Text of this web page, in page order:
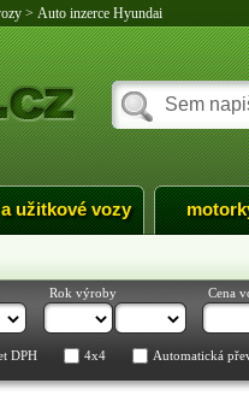
> Auto inzerce Hyundai
užitkové vozy
Rok výroby Cena
DPH 4x4 Automatická